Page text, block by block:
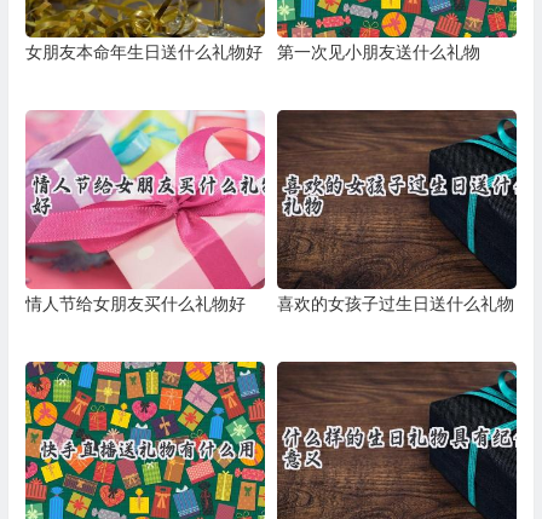
女朋友本命年生日送什么礼物好 第一次见小朋友送什么礼物
情人节给女朋友买什么礼物好 喜欢的女孩子过生日送什么礼物